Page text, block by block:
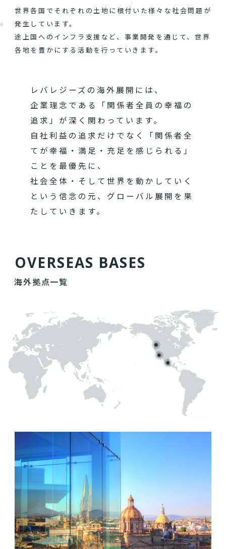
世界各国でそれぞれの土地に根付いた様々な社会問題が
発生しています。
途上国へのインフラ支援など、事業開発を通じて、世界
各地を豊かにする活動を行っていきます。
レバレジーズの海外展開には、
企業理念である「関係者全員の幸福の
追求」が深く関わっています。
自社利益の追求だけでなく「関係者全
てが幸福・満足・充足を感じられる」
ことを最優先に、
社会全体・そして世界を動かしていく
という信念の元、グローバル展開を果
たしていきます。
OVERSEAS BASES
海外拠点一覧